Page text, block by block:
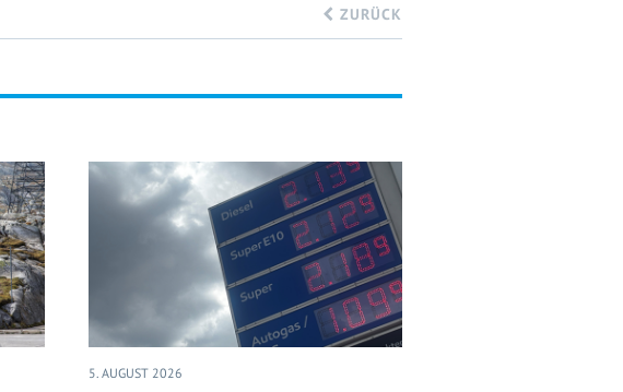
ZURÜCK
5. AUGUST 2026